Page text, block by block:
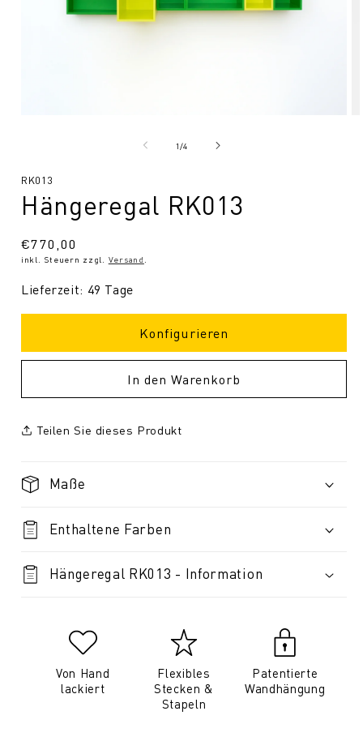
1/von
4
SKU:
RK013
Hängeregal RK013
Normaler
Preis
€770,00
inkl. Steuern zzgl. Versand
Lieferzeit: 49 Tage
Konfigurieren
In den Warenkorb
Teilen Sie dieses Produkt
Maße
Enthaltene Farben
Hängeregal RK013 - Information
Von Hand
lackiert
Flexibles
Stecken &
Stapeln
Patentierte
Wandhängung